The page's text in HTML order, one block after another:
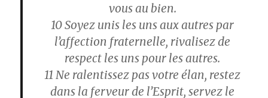
vous au bien.
10Soyez unis les uns aux autres par
l’affection fraternelle, rivalisez de
respect les uns pour les autres.
11 Ne ralentissez pas votre élan, restez
dans la ferveur de l’Esprit, servez le